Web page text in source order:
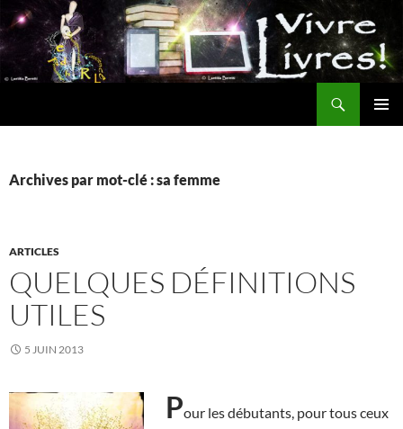
Aller
au
contenu
Archives par mot-clé : sa femme
ARTICLES
QUELQUES DÉFINITIONS
UTILES
5 JUIN 2013
Pour les débutants, pour tous ceux